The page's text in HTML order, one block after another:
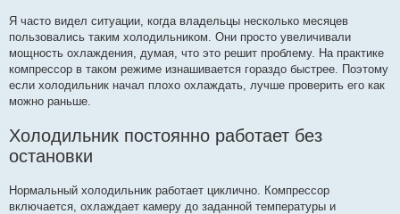
Я часто видел ситуации, когда владельцы несколько месяцев
пользовались таким холодильником. Они просто увеличивали
мощность охлаждения, думая, что это решит проблему. На практике
компрессор в таком режиме изнашивается гораздо быстрее. Поэтому
если холодильник начал плохо охлаждать, лучше проверить его как
можно раньше.
Холодильник постоянно работает без
остановки
Нормальный холодильник работает циклично. Компрессор
включается, охлаждает камеру до заданной температуры и